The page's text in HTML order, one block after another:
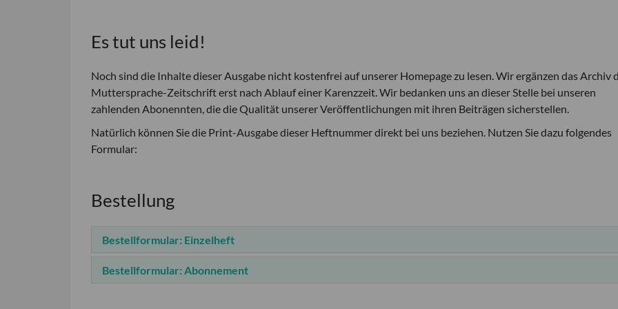
Es tut uns leid!
Noch sind die Inhalte dieser Ausgabe nicht kostenfrei auf unserer Homepage zu lesen. Wir ergänzen das Archiv
Muttersprache-Zeitschrift erst nach Ablauf einer Karenzzeit. Wir bedanken uns an dieser Stelle bei unseren
zahlenden Abonennten, die die Qualität unserer Veröffentlichungen mit ihren Beiträgen sicherstellen.
Natürlich können Sie die Print-Ausgabe dieser Heftnummer direkt bei uns beziehen. Nutzen Sie dazu folgendes
Formular:
Bestellung
Bestellformular: Einzelheft
Bestellformular: Abonnement